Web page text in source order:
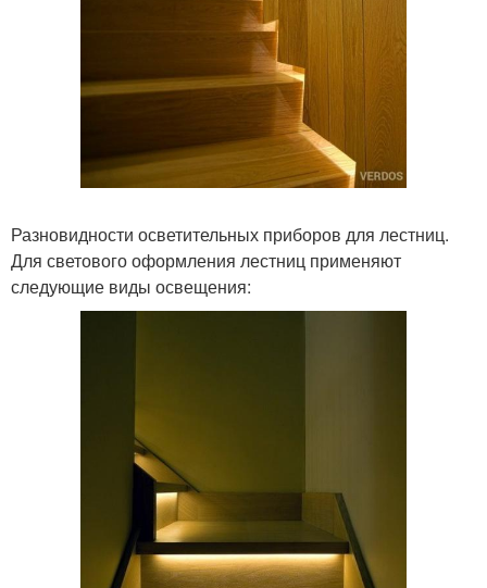
Разновидности осветительных приборов для лестниц.
Для светового оформления лестниц применяют
следующие виды освещения: